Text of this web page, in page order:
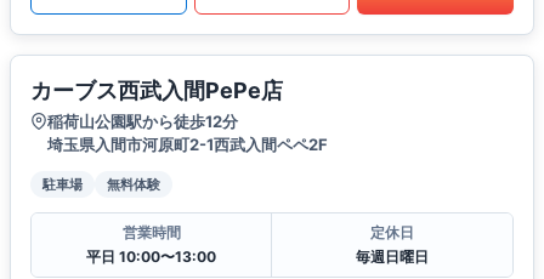
カーブス西武入間PePe店
稲荷山公園駅から徒歩12分
埼玉県入間市河原町2-1西武入間ペペ2F
駐車場 無料体験
営業時間
平日 10:00〜13:00
定休日
毎週日曜日